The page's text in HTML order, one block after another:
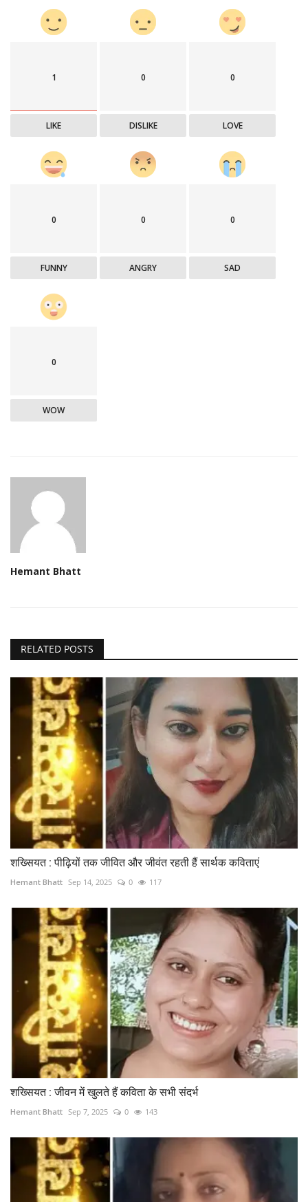
1
LIKE
0
DISLIKE
0
LOVE
0
FUNNY
0
ANGRY
0
SAD
0
WOW
Hemant Bhatt
RELATED POSTS
शख्सियत : पीढ़ियों तक जीवित और जीवंत रहती हैं सार्थक कविताएं
Hemant Bhatt Sep 14, 2025 0 117
शख्सियत : जीवन में खुलते हैं कविता के सभी संदर्भ
Hemant Bhatt Sep 7, 2025 0 143